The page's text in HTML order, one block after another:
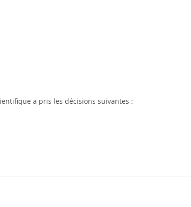
a pris les décisions suivantes :